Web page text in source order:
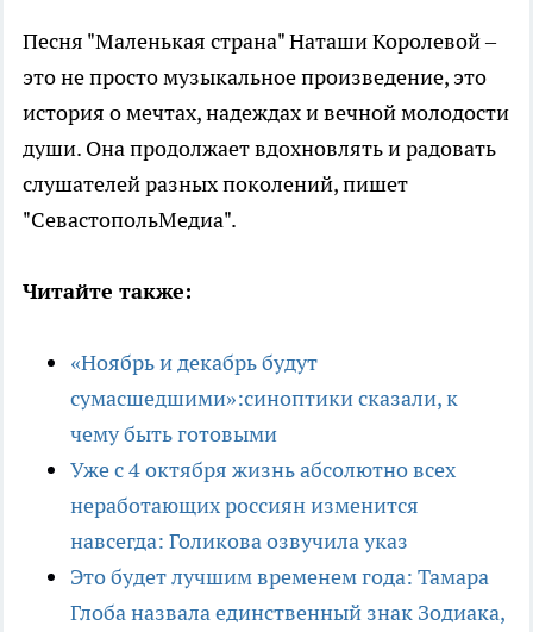
Песня "Маленькая страна" Наташи Королевой –
это не просто музыкальное произведение, это
история о мечтах, надеждах и вечной молодости
души. Она продолжает вдохновлять и радовать
слушателей разных поколений, пишет
"СевастопольМедиа".
Читайте также:
«Ноябрь и декабрь будут
сумасшедшими»:синоптики сказали, к
чему быть готовыми
Уже с 4 октября жизнь абсолютно всех
неработающих россиян изменится
навсегда: Голикова озвучила указ
Это будет лучшим временем года: Тамара
Глоба назвала единственный знак Зодиака,